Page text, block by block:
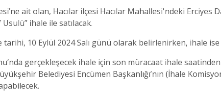
ait olan, Hacılar ilçesi Hacılar Mahallesi'ndeki Erciyes
ihale ile satılacak.
tarihi, 10 Eylül 2024 Salı günü olarak belirlenirken, ihale ise
gerçekleşecek ihale için son müracaat ihale
Belediyesi Encümen Başkanlığı’nın (İhale